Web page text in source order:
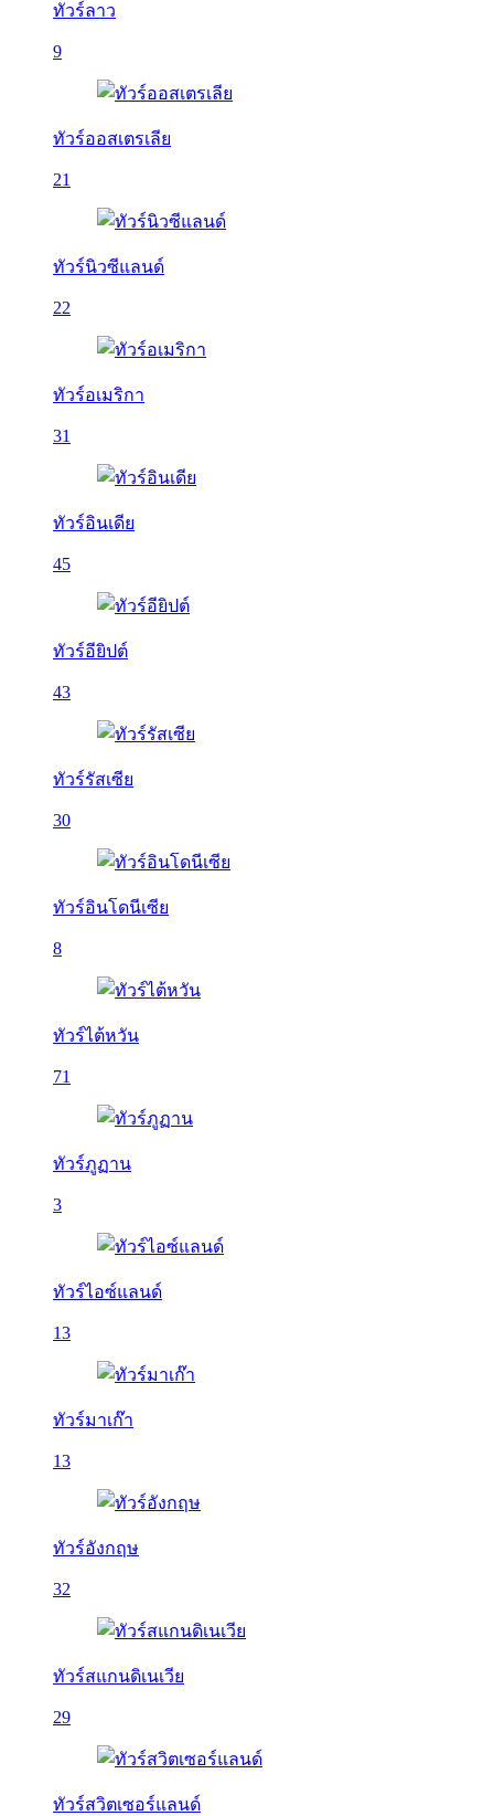
ทัวร์ลาว
9
ทัวร์ออสเตรเลีย
21
ทัวร์นิวซีแลนด์
22
ทัวร์อเมริกา
31
ทัวร์อินเดีย
45
ทัวร์อียิปต์
43
ทัวร์รัสเซีย
30
ทัวร์อินโดนีเซีย
8
ทัวร์ไต้หวัน
71
ทัวร์ภูฏาน
3
ทัวร์ไอซ์แลนด์
13
ทัวร์มาเก๊า
13
ทัวร์อังกฤษ
32
ทัวร์สแกนดิเนเวีย
29
ทัวร์สวิตเซอร์แลนด์